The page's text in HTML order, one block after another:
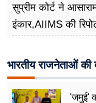
सुप्रीम कोर्ट ने
इंकार,AIIMS की
भारतीय राजनेताओं
'जमुई'